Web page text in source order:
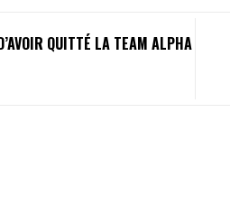
QUITTÉ LA TEAM ALPHA